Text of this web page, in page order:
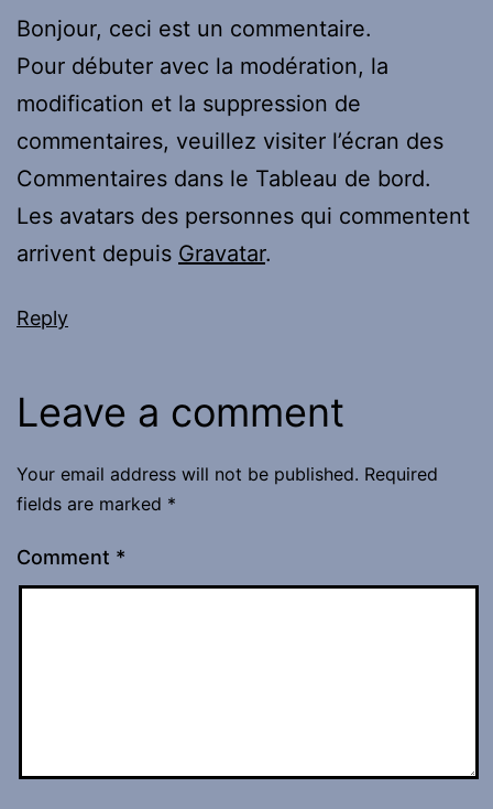
Bonjour, ceci est un commentaire.
Pour débuter avec la modération, la
modification et la suppression de
commentaires, veuillez visiter l’écran des
Commentaires dans le Tableau de bord.
Les avatars des personnes qui commentent
arrivent depuis Gravatar.
Reply
Leave a comment
Your email address will not be published. Required
fields are marked *
Comment *